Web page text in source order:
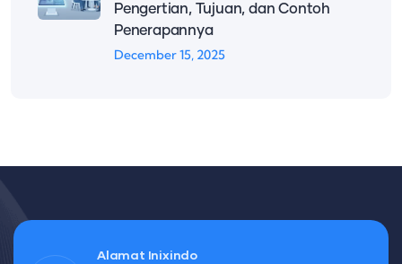
Pengertian, Tujuan, dan Contoh
Penerapannya
December 15, 2025
Alamat Inixindo